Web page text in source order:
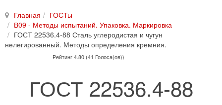
Главная
ГОСТы
В09 - Методы испытаний. Упаковка. Маркировка
ГОСТ 22536.4-88 Сталь углеродистая и чугун
нелегированный. Методы определения кремния.
Рейтинг 4.80 (41 Голоса(ов))
ГОСТ 22536.4-88